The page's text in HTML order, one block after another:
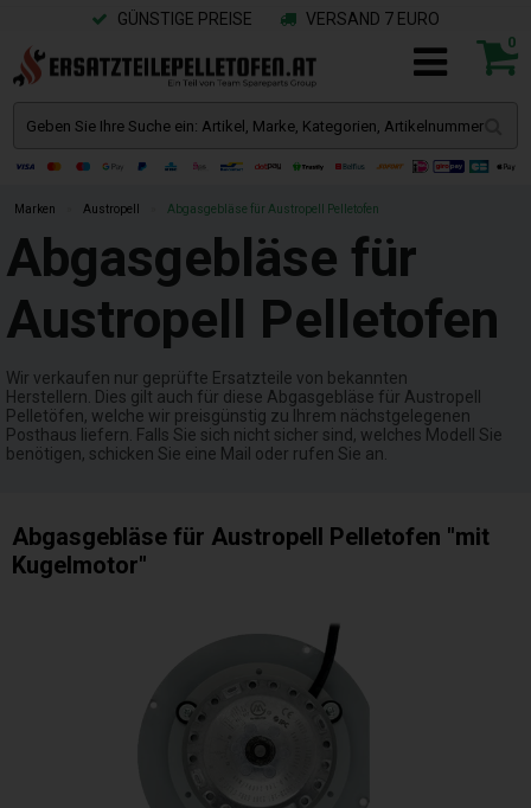
GÜNSTIGE PREISE VERSAND 7 EURO
0
Marken Austropell Abgasgebläse für Austropell Pelletofen
Abgasgebläse für
Austropell Pelletofen
Wir verkaufen nur geprüfte Ersatzteile von bekannten
Herstellern. Dies gilt auch für diese Abgasgebläse für Austropell
Pelletöfen, welche wir preisgünstig zu Ihrem nächstgelegenen
Posthaus liefern. Falls Sie sich nicht sicher sind, welches Modell Sie
benötigen, schicken Sie eine Mail oder rufen Sie an.
Abgasgebläse für Austropell Pelletofen "mit
Kugelmotor"